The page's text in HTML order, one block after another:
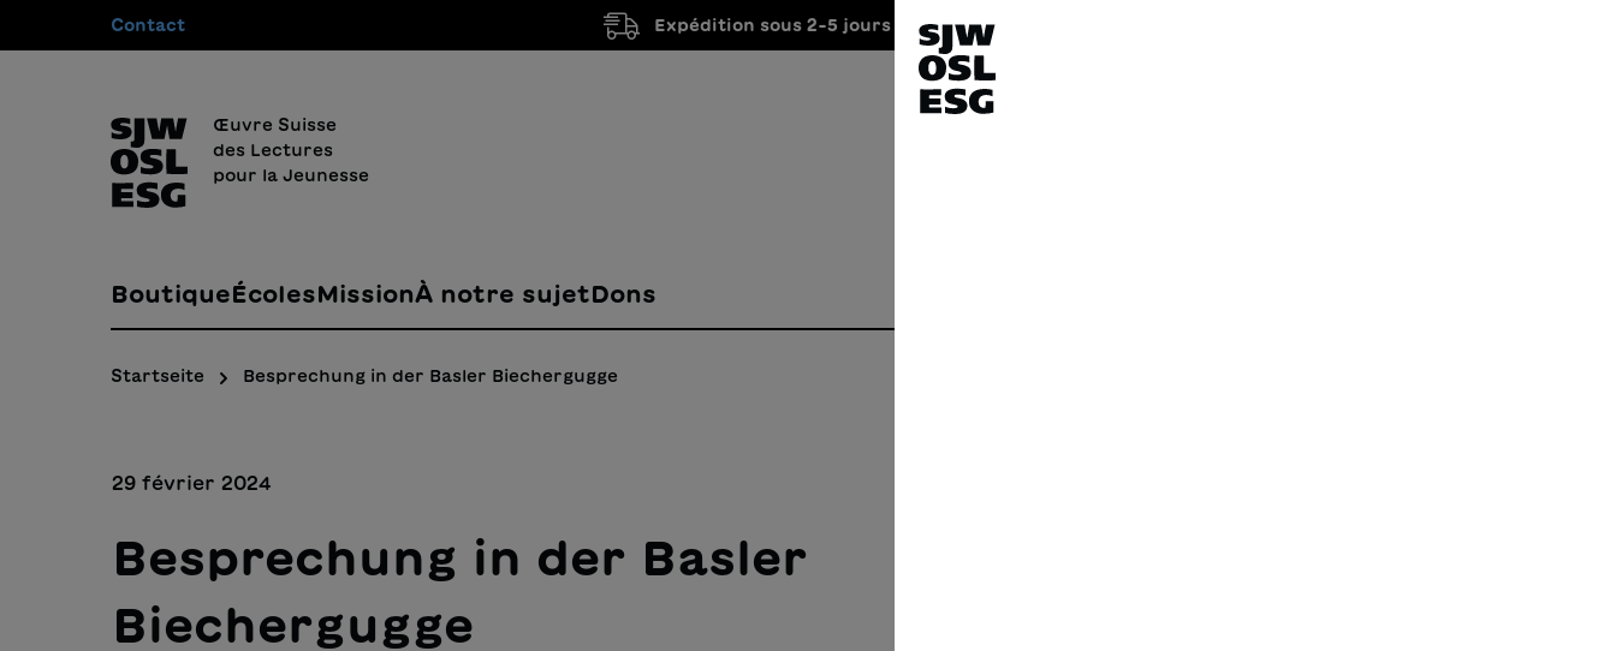
Passer à la navigation principale
Contact Expédition sous 2-5 jours ouvrés
Œuvre Suisse
des Lectures
pour la Jeunesse
BoutiqueÉcolesMissionÀ notre sujetDons
Startseite Besprechung in der Basler Biechergugge
29 février 2024
Besprechung in der Basler
Biechergugge